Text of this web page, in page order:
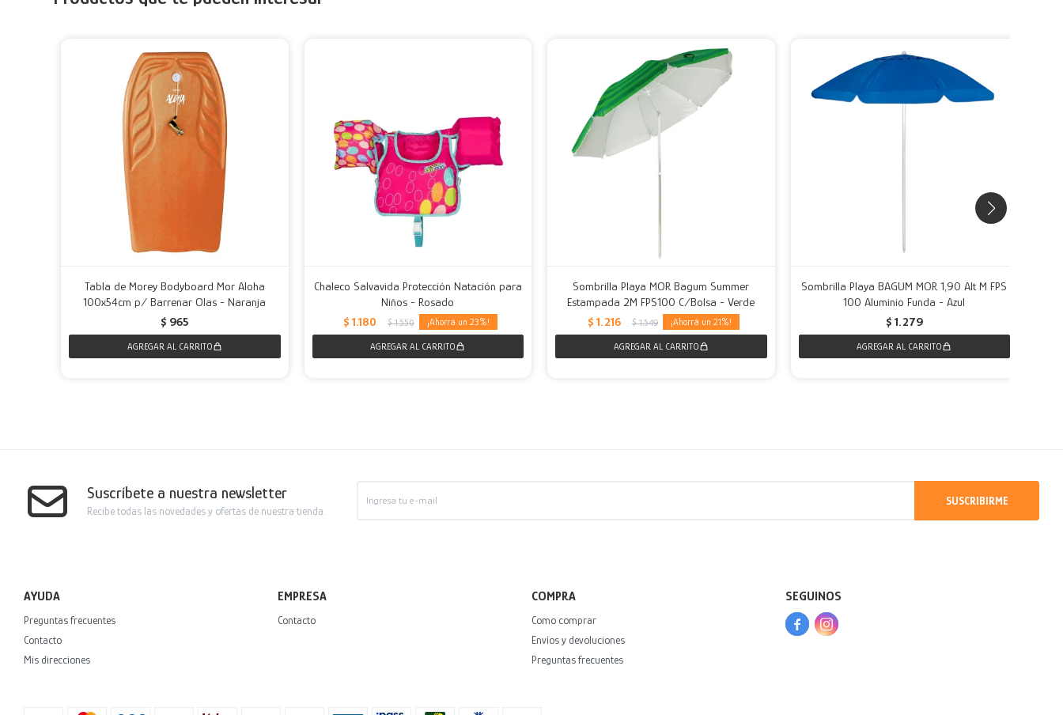
Tabla de Morey Bodyboard Mor Aloha
100x54cm p/ Barrenar Olas - Naranja
$ 965
Chaleco Salvavida Protección Natación para
Niños - Rosado
$ 1.180 $ 1.550 23
Sombrilla Playa MOR Bagum Summer
Estampada 2M FPS100 C/Bolsa - Verde
$ 1.216 $ 1.549 21
Sombrilla Playa BAGUM MOR 1,90 Alt M FPS
100 Aluminio Funda - Azul
$ 1.279
Suscríbete a nuestra newsletter
Recibe todas las novedades y ofertas de nuestra tienda.
SUSCRIBIRME
AYUDA
Preguntas frecuentes
Contacto
Mis direcciones
EMPRESA
Contacto
COMPRA
Como comprar
Envíos y devoluciones
Preguntas frecuentes
SEGUINOS
 